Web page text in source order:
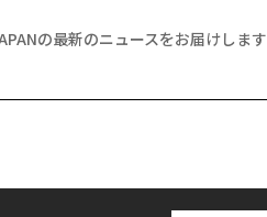
の最新のニュースをお届けします